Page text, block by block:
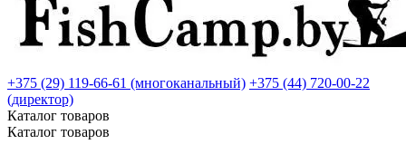
+375 (29) 119-66-61 (многоканальный) +375 (44) 720-00-22
(директор)
Каталог товаров
Каталог товаров